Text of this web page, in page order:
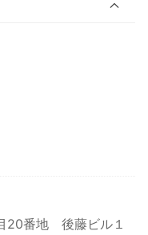
20番地 後藤ビル１